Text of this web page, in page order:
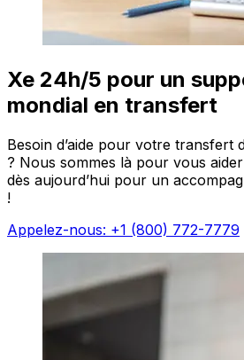
Xe 24h/5 pour un
mondial en transfert
Besoin d’aide pour votre transfert
? Nous sommes là pour vous
dès aujourd’hui pour un
!
Appelez-nous: +1 (800) 772-7779